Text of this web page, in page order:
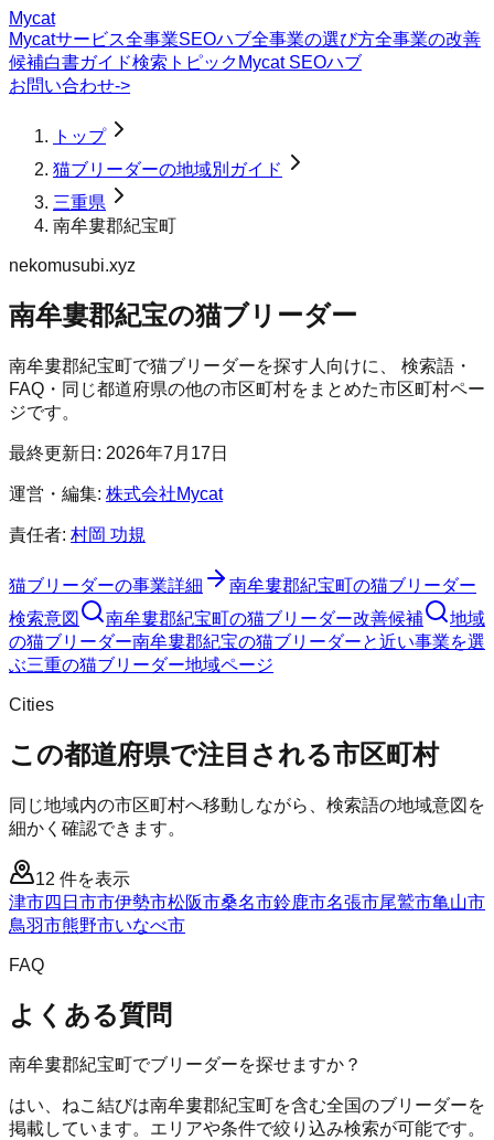
Mycat
Mycatサービス全事業SEOハブ全事業の選び方全事業の改善
候補白書ガイド検索トピック Mycat SEOハブ
お問い合わせ->
トップ
猫ブリーダーの地域別ガイド
三重県
南牟婁郡紀宝町
nekomusubi.xyz
南牟婁郡紀宝の猫ブリーダー
南牟婁郡紀宝町で猫ブリーダーを探す人向けに、 検索語・
FAQ・同じ都道府県の他の市区町村をまとめた市区町村ペー
ジです。
最終更新日: 2026年7月17日
運営・編集: 株式会社Mycat
責任者: 村岡 功規
猫ブリーダーの事業詳細 南牟婁郡紀宝町の猫ブリーダー
検索意図
南牟婁郡紀宝町の猫ブリーダー改善候補
地域
の猫ブリーダー南牟婁郡紀宝の猫ブリーダーと近い事業を選
ぶ三重の猫ブリーダー地域ページ
Cities
この都道府県で注目される市区町村
同じ地域内の市区町村へ移動しながら、検索語の地域意図を
細かく確認できます。
12 件を表示
津市四日市市伊勢市松阪市桑名市鈴鹿市名張市尾鷲市亀山市
鳥羽市熊野市いなべ市
FAQ
よくある質問
南牟婁郡紀宝町でブリーダーを探せますか？
はい、ねこ結びは南牟婁郡紀宝町を含む全国のブリーダーを
掲載しています。エリアや条件で絞り込み検索が可能です。